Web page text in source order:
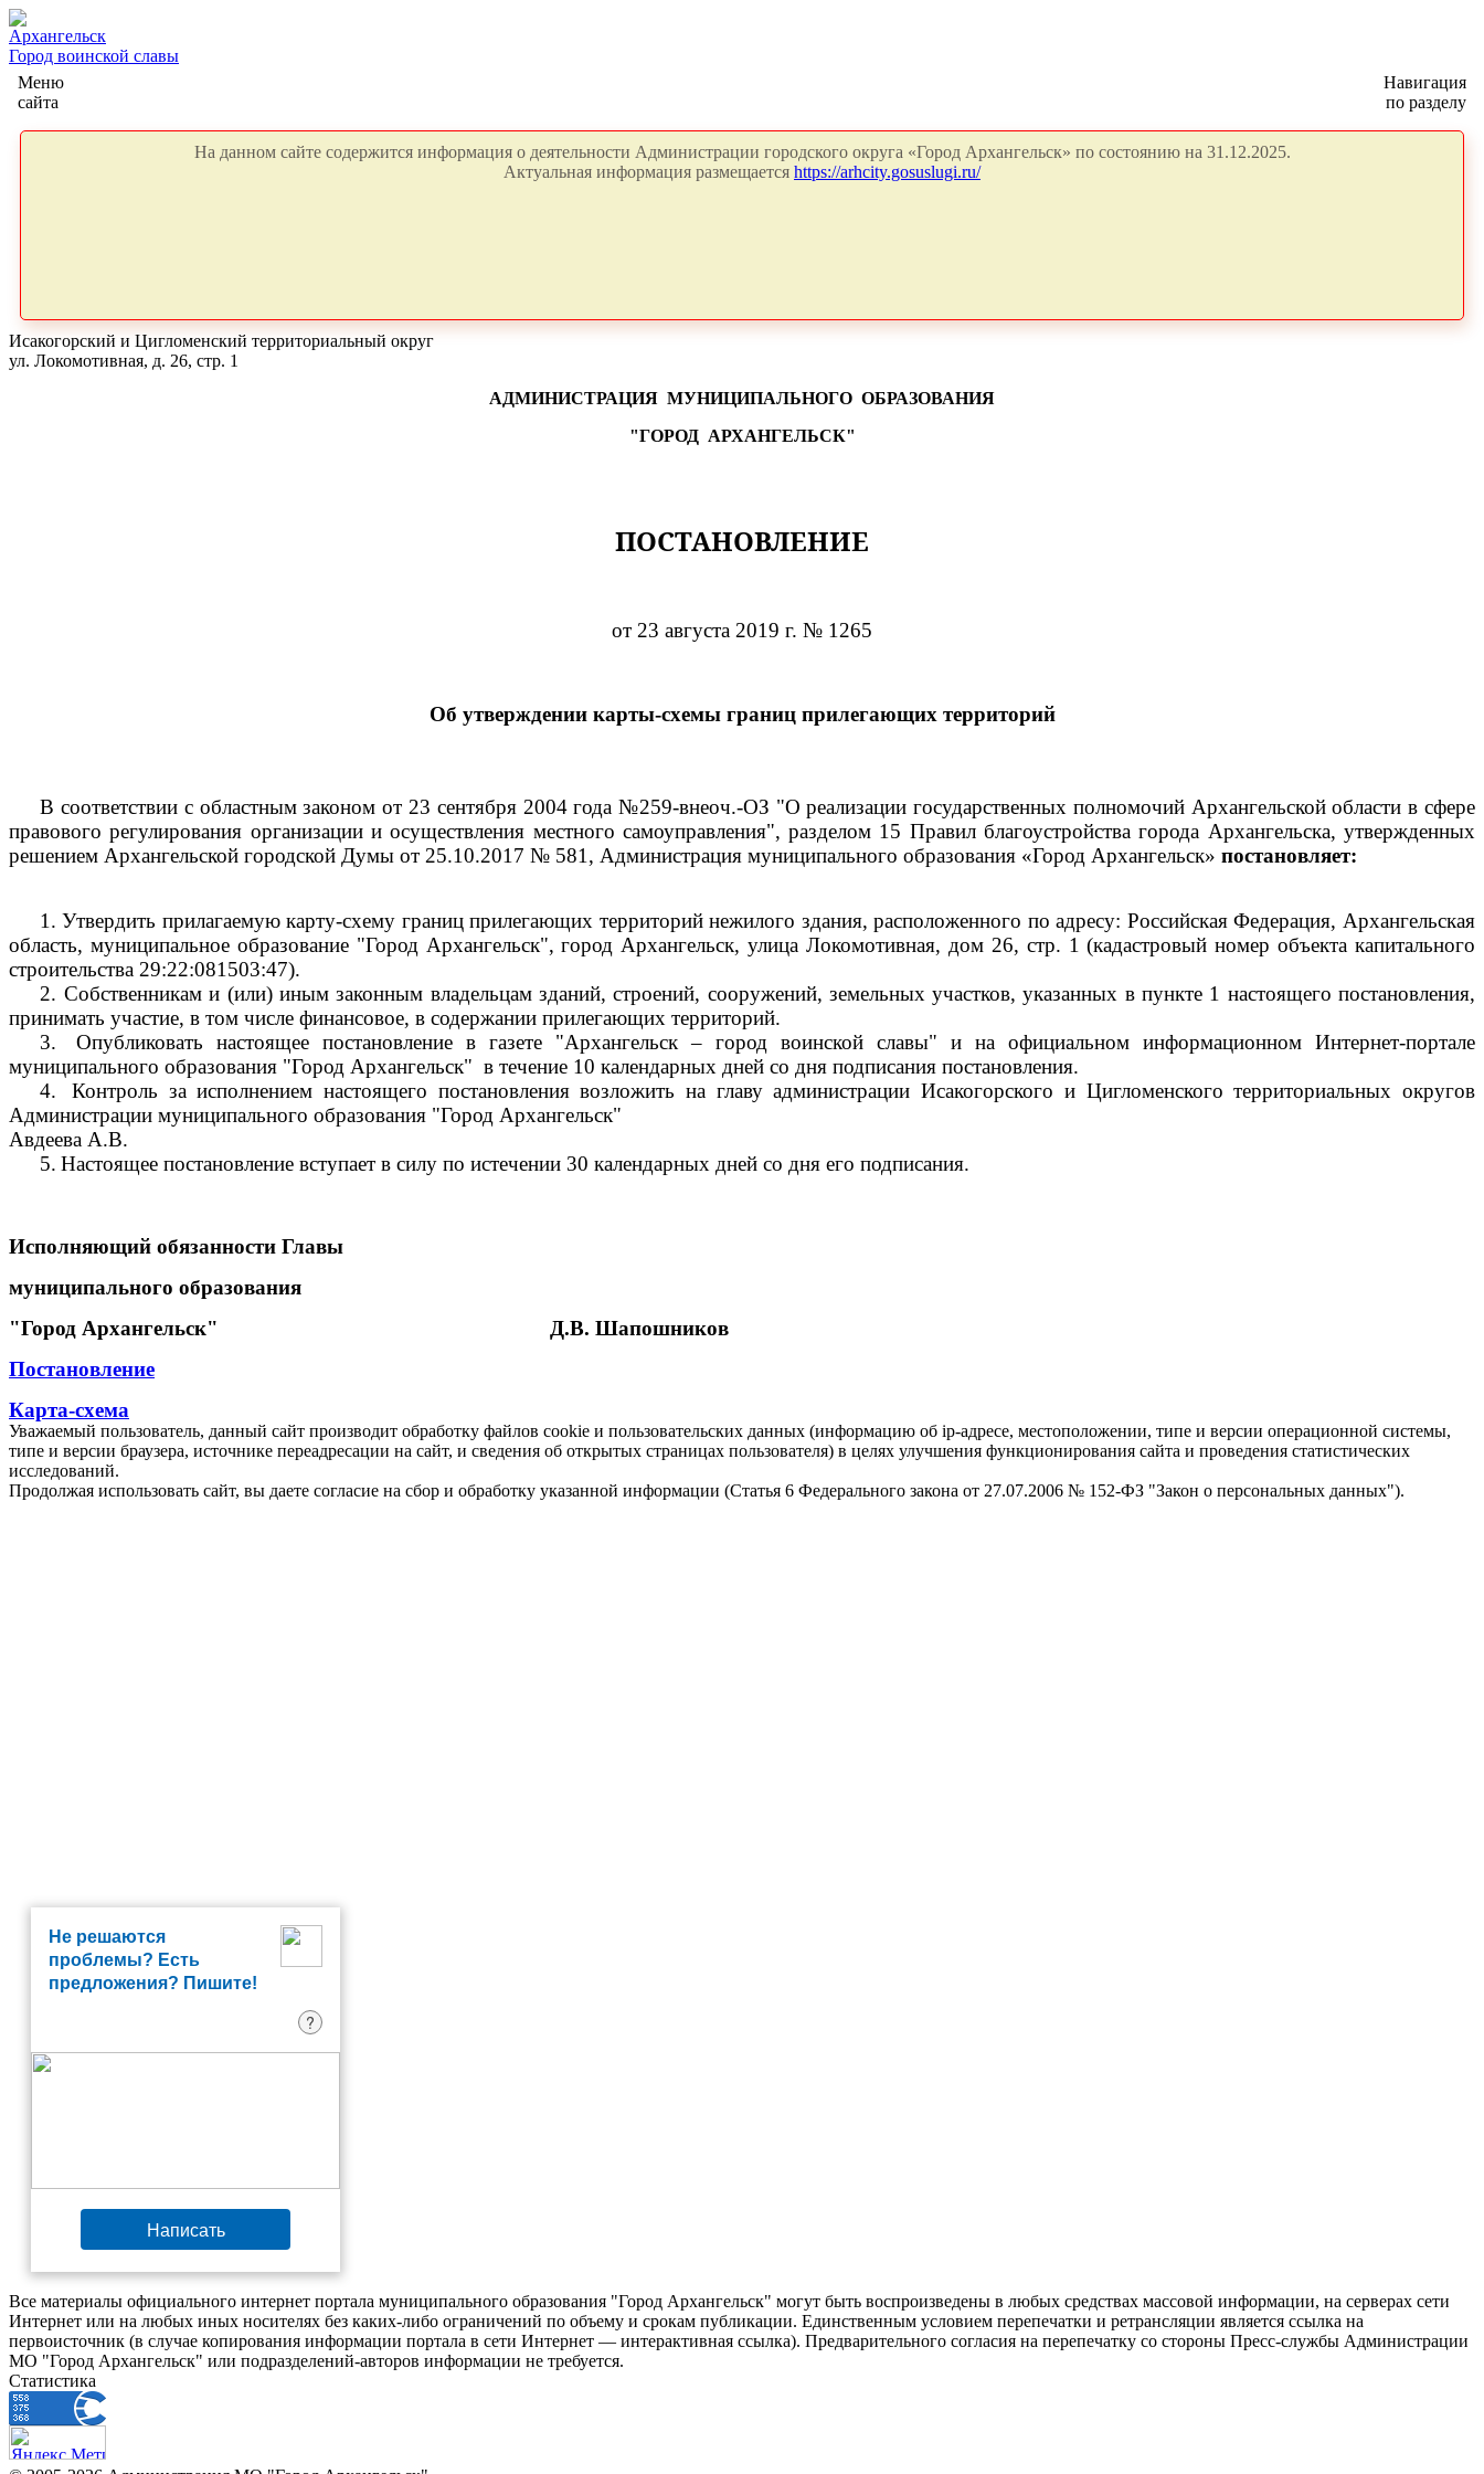
Архангельск
Город воинской славы
Меню
сайта
Навигация
по разделу
На данном сайте содержится информация о деятельности Администрации городского округа «Город Архангельск» по состоянию на 31.12.2025.
Актуальная информация размещается https://arhcity.gosuslugi.ru/
Исакогорский и Цигломенский территориальный округ
ул. Локомотивная, д. 26, стр. 1
АДМИНИСТРАЦИЯ МУНИЦИПАЛЬНОГО ОБРАЗОВАНИЯ
"ГОРОД АРХАНГЕЛЬСК"
ПОСТАНОВЛЕНИЕ
от 23 августа 2019 г. № 1265
Об утверждении карты-схемы границ прилегающих территорий
В соответствии с областным законом от 23 сентября 2004 года №259-внеоч.-ОЗ "О реализации государственных полномочий Архангельской области в сфере
правового регулирования организации и осуществления местного самоуправления", разделом 15 Правил благоустройства города Архангельска, утвержденных
решением Архангельской городской Думы от 25.10.2017 № 581, Администрация муниципального образования «Город Архангельск» постановляет:
1. Утвердить прилагаемую карту-схему границ прилегающих территорий нежилого здания, расположенного по адресу: Российская Федерация, Архангельская
область, муниципальное образование "Город Архангельск", город Архангельск, улица Локомотивная, дом 26, стр. 1 (кадастровый номер объекта капитального
строительства 29:22:081503:47).
2. Собственникам и (или) иным законным владельцам зданий, строений, сооружений, земельных участков, указанных в пункте 1 настоящего постановления,
принимать участие, в том числе финансовое, в содержании прилегающих территорий.
3.
Опубликовать настоящее постановление в газете "Архангельск – город воинской славы" и на официальном информационном Интернет-портале
муниципального образования "Город Архангельск" в течение 10 календарных дней со дня подписания постановления.
4.
Контроль за исполнением настоящего постановления возложить на главу администрации Исакогорского и Цигломенского территориальных округов
Администрации муниципального образования "Город Архангельск"
Авдеева А.В.
5. Настоящее постановление вступает в силу по истечении 30 календарных дней со дня его подписания.
Исполняющий обязанности Главы
муниципального образования
"Город Архангельск"
Д.В. Шапошников
Постановление
Карта-схема
Уважаемый пользователь, данный сайт производит обработку файлов cookie и пользовательских данных (информацию об ip-адресе, местоположении, типе и версии операционной системы,
типе и версии браузера, источнике переадресации на сайт, и сведения об открытых страницах пользователя) в целях улучшения функционирования сайта и проведения статистических
исследований.
Продолжая использовать сайт, вы даете согласие на сбор и обработку указанной информации (Статья 6 Федерального закона от 27.07.2006 № 152-ФЗ "Закон о персональных данных").
Не решаются
проблемы? Есть
предложения? Пишите!
?
Написать
Все материалы официального интернет портала муниципального образования "Город Архангельск" могут быть воспроизведены в любых средствах массовой информации, на серверах сети
Интернет или на любых иных носителях без каких-либо ограничений по объему и срокам публикации. Единственным условием перепечатки и ретрансляции является ссылка на
первоисточник (в случае копирования информации портала в сети Интернет — интерактивная ссылка). Предварительного согласия на перепечатку со стороны Пресс-службы Администрации
МО "Город Архангельск" или подразделений-авторов информации не требуется.
Статистика